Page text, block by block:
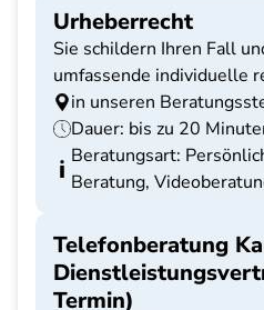
Urheberrecht
Sie schildern Ihren Fall
umfassende individuelle
in unseren
Dauer: bis zu 20
Beratungsart:
Beratung,
Telefonberatung
Termin)